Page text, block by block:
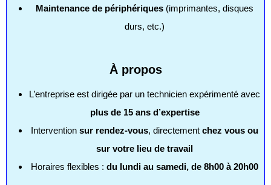
Maintenance de périphériques (imprimantes, disques
durs, etc.)
À propos
L’entreprise est dirigée par un technicien expérimenté avec
plus de 15 ans d’expertise
Intervention sur rendez-vous, directement chez vous ou
sur votre lieu de travail
Horaires flexibles : du lundi au samedi, de 8h00 à 20h00